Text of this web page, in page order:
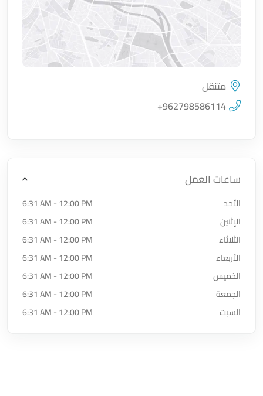
اضغط لتحميل الموقع
متنقل
+962798586114
ساعات العمل
الأحد
6:31 AM - 12:00 PM
الإثنين
6:31 AM - 12:00 PM
الثلاثاء
6:31 AM - 12:00 PM
الأربعاء
6:31 AM - 12:00 PM
الخميس
6:31 AM - 12:00 PM
الجمعة
6:31 AM - 12:00 PM
السبت
6:31 AM - 12:00 PM